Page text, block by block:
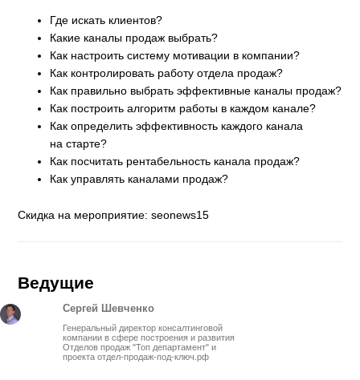
Где искать клиентов?
Какие каналы продаж выбрать?
Как настроить систему мотивации в компании?
Как контролировать работу отдела продаж?
Как правильно выбрать эффективные каналы продаж?
Как построить алгоритм работы в каждом канале?
Как определить эффективность каждого канала
на старте?
Как посчитать рентабельность канала продаж?
Как управлять каналами продаж?
Скидка на мероприятие: seonews15
Ведущие
Сергей Шевченко
Генеральный директор консалтинговой
компании в сфере построения и развития
Отделов продаж "Топ департамент" и
проекта отдел-продаж-под-ключ.рф